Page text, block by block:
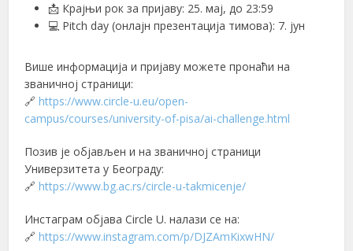
📩 Крајњи рок за пријаву: 25. мај, до 23:59
💻 Pitch day (онлајн презентација тимова): 7. јун
Више информација и пријаву можете пронаћи на
званичној страници:
🔗https://www.circle-u.eu/open-
campus/courses/university-of-pisa/ai-challenge.html
Позив је објављен и на званичној страници
Универзитета у Београду:
🔗https://www.bg.ac.rs/circle-u-takmicenje/
Инстаграм објава Circle U. налази се на:
🔗https://www.instagram.com/p/DJZAmKixwHN/